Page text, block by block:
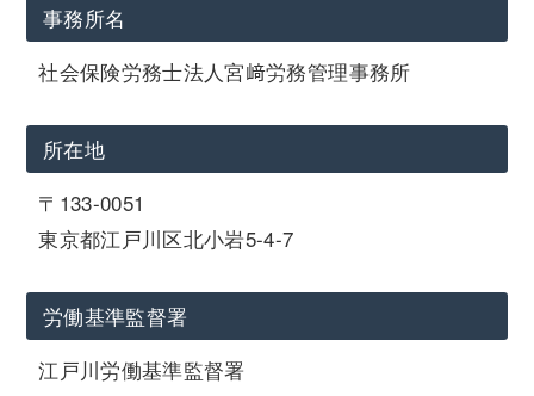
事務所名
社会保険労務士法人宮﨑労務管理事務所
所在地
〒133-0051
東京都江戸川区北小岩5-4-7
労働基準監督署
江戸川労働基準監督署